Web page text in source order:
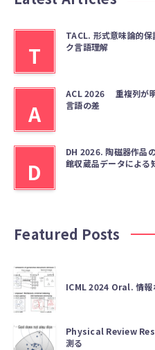
T
TACL. 形式意味論的
ク言語理解
A
ACL 2026 重複列が
言語の差
D
DH 2026. 陶磁器作品
館収蔵品データによる
Featured Posts
ICML 2024 Oral. 情報
Physical Review
測る